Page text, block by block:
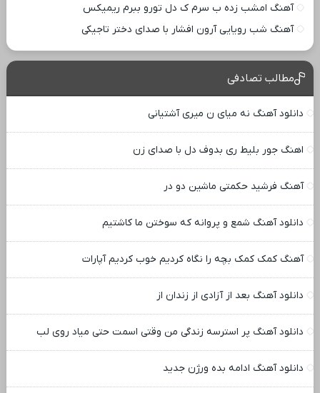
آهنگ امشب زده ب سرم ک دل تورو ببرم ریمیکس
آهنگ شب رویایی آرون افشار با صدای دختر تاجیکی
مطالب تصادفی
دانلود آهنگ نه میای ن میری آشتیانی
اهنگ جور بلیط ری بدوف دل با صدای زن
آهنگ فرشید حکمتی ماشین دو در
دانلود آهنگ شمع و پروانه که سوختن ما کاشتیم
آهنگ کمک کمک بچه را نگاه کردیم خوب کردیم آپارات
دانلود آهنگ بعد از آزادی از زندان از
دانلود آهنگ پر استرسه زندگی من وقتی اسمت حتی میاد روی لب
دانلود آهنگ ادامه بده ورژن جدید